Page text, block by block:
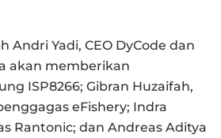
Andri Yadi, CEO DyCode dan
akan memberikan
ISP8266; Gibran Huzaifah,
eFishery; Indra
Rantonic; dan Andreas Aditya